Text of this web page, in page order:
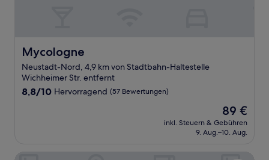
Mycologne
Mycologne
Neustadt-Nord, 4,9 km von Stadtbahn-Haltestelle
Wichheimer Str. entfernt
8.8
8,8/10 Hervorragend (57 Bewertungen)
Der
Preis
beträgt
89 €
inkl. Steuern & Gebühren
9. Aug.–10. Aug.